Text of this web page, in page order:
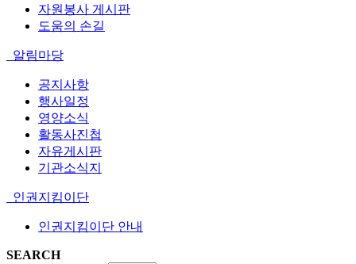
자원봉사 게시판
도움의 손길
알림마당
공지사항
행사일정
영양소식
활동사진첩
자유게시판
기관소식지
인권지킴이단
인권지킴이단 안내
SEARCH